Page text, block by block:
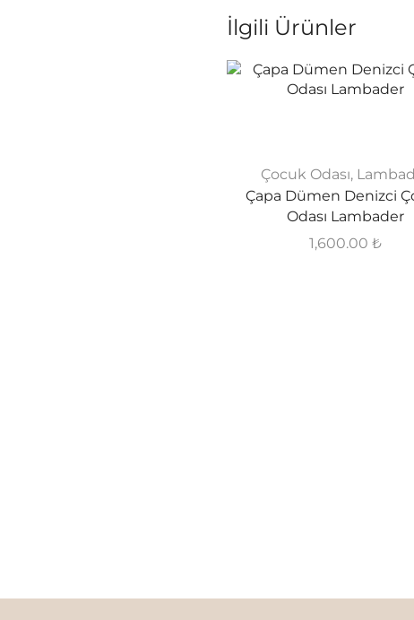
İlgili Ürünler
Çocuk Odası,
Çapa Dümen Denizci
Odası Lambader
1,600.00₺